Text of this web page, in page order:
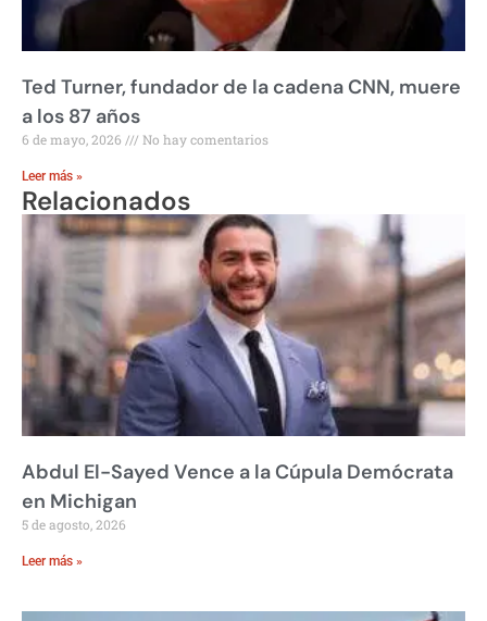
Ted Turner, fundador de la cadena CNN, muere
a los 87 años
6 de mayo, 2026 No hay comentarios
Leer más »
Relacionados
Abdul El-Sayed Vence a la Cúpula Demócrata
en Michigan
5 de agosto, 2026
Leer más »